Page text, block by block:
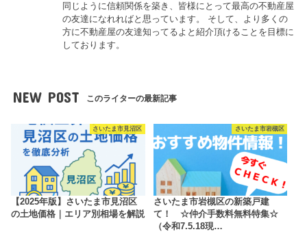
同じように信頼関係を築き、皆様にとって最高の不動産屋
の友達になれればと思っています。 そして、より多くの
方に不動産屋の友達知ってるよと紹介頂けることを目標に
しております。
NEW POST このライターの最新記事
さいたま市見沼区
【2025年版】さいたま市見沼区
の土地価格｜エリア別相場を解説
さいたま市岩槻区
さいたま市岩槻区の新築戸建
て！ ☆仲介手数料無料特集☆
（令和7.5.18現…